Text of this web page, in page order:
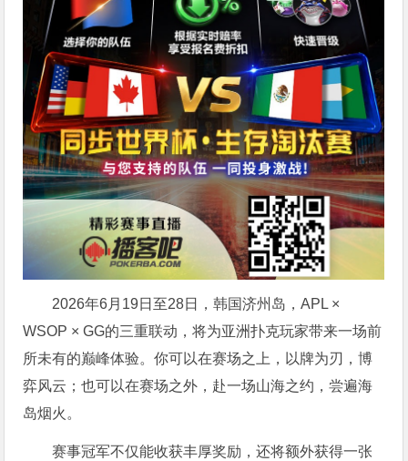
2026年6月19日至28日，韩国济州岛，APL ×
WSOP × GG的三重联动，将为亚洲扑克玩家带来一场前
所未有的巅峰体验。你可以在赛场之上，以牌为刃，博
弈风云；也可以在赛场之外，赴一场山海之约，尝遍海
岛烟火。
赛事冠军不仅能收获丰厚奖励，还将额外获得一张